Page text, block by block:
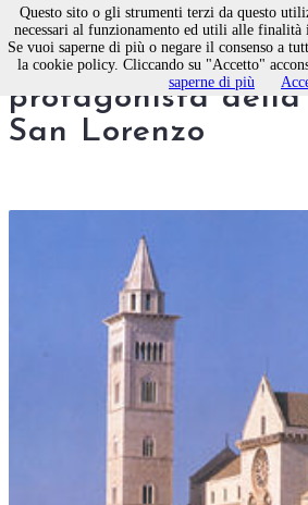
Calici di stelle:
protagonista
San Lorenzo
Questo sito o gli strumenti terzi da questo
necessari al funzionamento ed utili alle
Se vuoi saperne di più o negare il consenso a
la cookie policy. Cliccando su "Accetto"
saperne di più